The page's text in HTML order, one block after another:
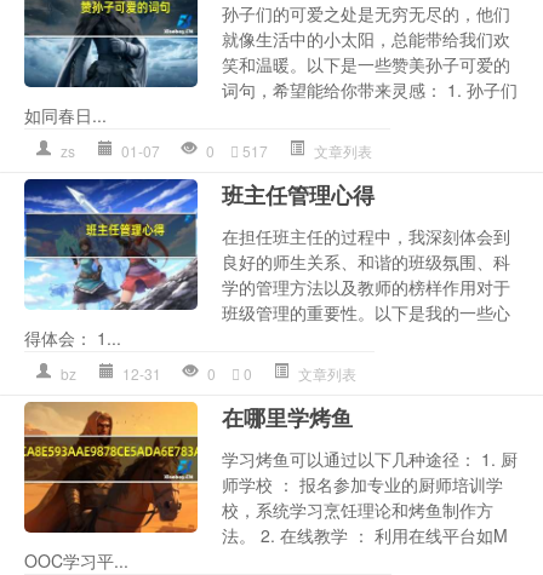
孙子们的可爱之处是无穷无尽的，他们
就像生活中的小太阳，总能带给我们欢
笑和温暖。以下是一些赞美孙子可爱的
词句，希望能给你带来灵感： 1. 孙子们
如同春日...
zs 01-07 0 517 文章列表
班主任管理心得
在担任班主任的过程中，我深刻体会到
良好的师生关系、和谐的班级氛围、科
学的管理方法以及教师的榜样作用对于
班级管理的重要性。以下是我的一些心
得体会： 1...
bz 12-31 0 0 文章列表
在哪里学烤鱼
学习烤鱼可以通过以下几种途径： 1. 厨
师学校 ： 报名参加专业的厨师培训学
校，系统学习烹饪理论和烤鱼制作方
法。 2. 在线教学 ： 利用在线平台如M
OOC学习平...